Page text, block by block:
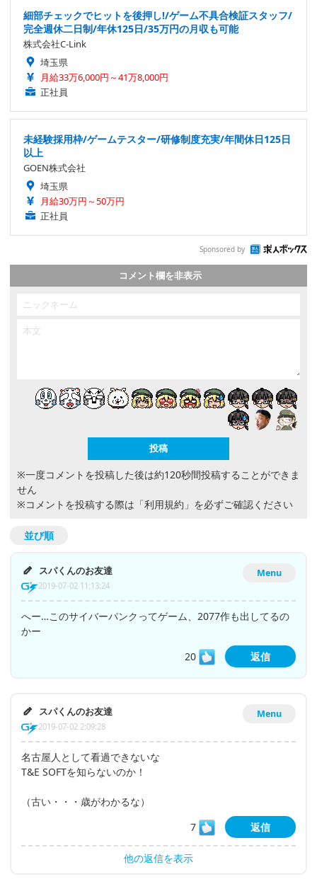
細部チェックでヒットを後押し!/ゲーム不具合検証スタッフ/
完全週休二日制/年休125日/35万円の月収も可能
株式会社C-Link
埼玉県
月給33万6,000円～41万8,000円
正社員
未経験採用枠/ゲームテスター/研修制度充実/年間休日125日
以上
GOEN株式会社
埼玉県
月給30万円～50万円
正社員
Sponsored by
コメント欄を非表示
※一度コメントを投稿した後は約120秒間投稿することができま
せん
※コメントを投稿する際は 「利用規約」 を必ずご確認ください
並び順
Menu
スパくんのお友達
2019-07-02 11:13:24
へー…このサイバーパンクってゲーム、2077作も出してるの
かー
20
返信
Menu
スパくんのお友達
2019-07-02 2:09:28
名古屋人として看過できないな
T&E SOFTを知らないのか！
（古い・・・歳がわかるな）
7
返信
他の返信を表示